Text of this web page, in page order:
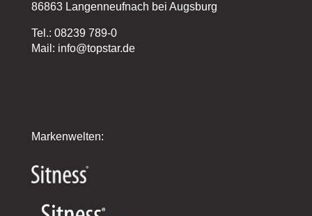
86863 Langenneufnach bei Augsburg
Tel.: 08239 789-0
Mail: info@topstar.de
Markenwelten: